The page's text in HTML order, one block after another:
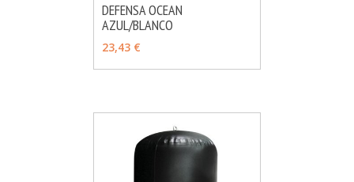
VER OPCIONES
DEFENSA OCEAN
AZUL/BLANCO
23,43 €